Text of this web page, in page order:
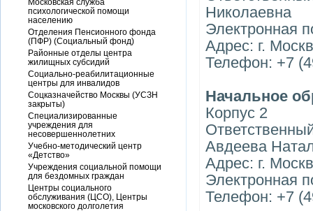
Николаевна
Электронная
Адрес: г.
Телефон: +7
Начальное
Корпус 2
Авдеева
Адрес: г.
Электронная
Телефон: +7
психологической помощи
населению
Отделения Пенсионного фонда
(ПФР) (Социальный фонд)
Районные отделы центра
жилищных субсидий
Социально-реабилитационные
центры для инвалидов
Соцказначейство Москвы (УСЗН
закрыты)
Специализированные
учреждения для
несовершеннолетних
Учебно-методический центр
«Детство»
Учреждения социальной помощи
для бездомных граждан
Центры социального
обслуживания (ЦСО), Центры
московского долголетия